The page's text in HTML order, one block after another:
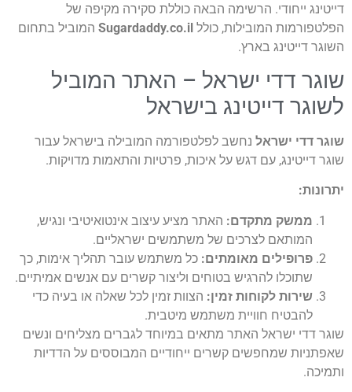
ייחודי. הרשימה הבאה כוללת סקירה מקיפה של
המובילות, כוללSugardaddy.co.ilהמוביל בתחום
בארץ.
דדי ישראל – האתר המוביל
דייטינג בישראל
ישראלנחשב לפלטפורמה המובילה בישראל עבור
עם דגש על איכות, פרטיות והתאמות מדויקות.
מתקדם:האתר מציע עיצוב אינטואיטיבי ונגיש,
לצרכים של משתמשים ישראליים.
מאומתים:כל משתמש עובר תהליך אימות, כך
להרגיש בטוחים וליצור קשרים עם אנשים אמיתיים.
לקוחות זמין:הצוות זמין לכל שאלה או בעיה כדי
חוויית משתמש מיטבית.
ישראל האתר מתאים במיוחד לגברים מצליחים ונשים
שמחפשים קשרים ייחודיים המבוססים על הדדיות